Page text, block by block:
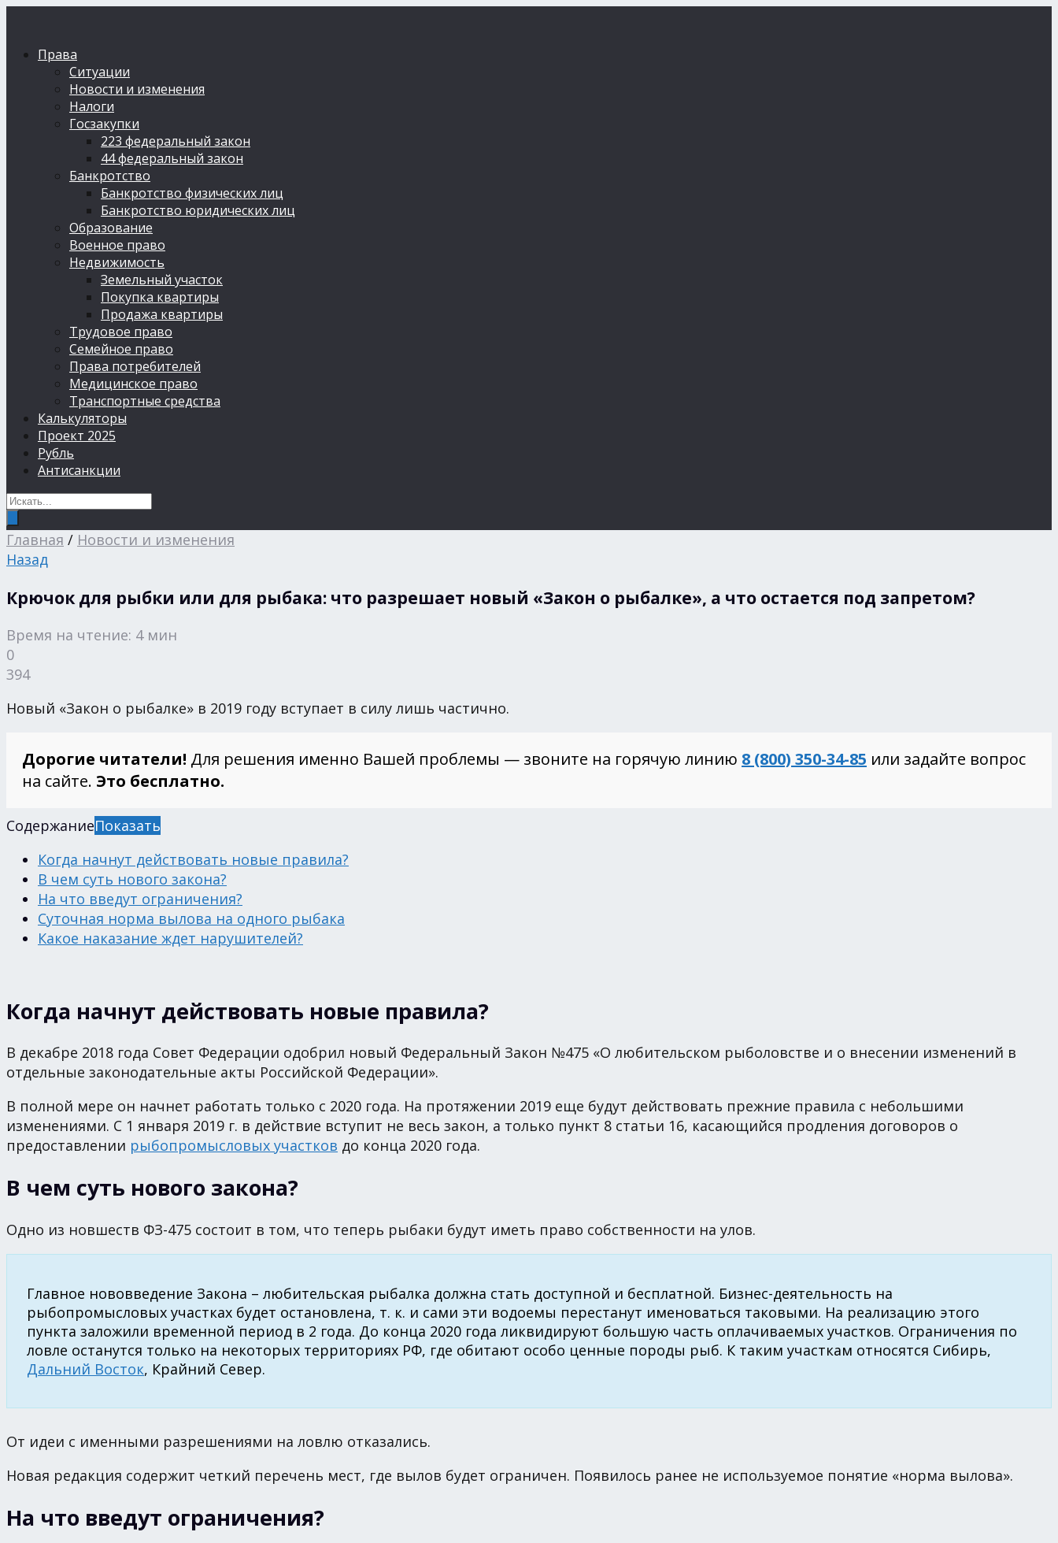
Права
Ситуации
Новости и изменения
Налоги
Госзакупки
223 федеральный закон
44 федеральный закон
Банкротство
Банкротство физических лиц
Банкротство юридических лиц
Образование
Военное право
Недвижимость
Земельный участок
Покупка квартиры
Продажа квартиры
Трудовое право
Семейное право
Права потребителей
Медицинское право
Транспортные средства
Калькуляторы
Проект 2025
Рубль
Антисанкции
Главная / Новости и изменения
Назад
Крючок для рыбки или для рыбака: что разрешает новый «Закон о рыбалке», а что остается под запретом?
Время на чтение: 4 мин
0
394
Новый «Закон о рыбалке» в 2019 году вступает в силу лишь частично.
Дорогие читатели! Для решения именно Вашей проблемы — звоните на горячую линию 8 (800) 350-34-85 или задайте вопрос
на сайте. Это бесплатно.
СодержаниеПоказать
Когда начнут действовать новые правила?
В чем суть нового закона?
На что введут ограничения?
Суточная норма вылова на одного рыбака
Какое наказание ждет нарушителей?
Когда начнут действовать новые правила?
В декабре 2018 года Совет Федерации одобрил новый Федеральный Закон №475 «О любительском рыболовстве и о внесении изменений в
отдельные законодательные акты Российской Федерации».
В полной мере он начнет работать только с 2020 года. На протяжении 2019 еще будут действовать прежние правила с небольшими
изменениями. С 1 января 2019 г. в действие вступит не весь закон, а только пункт 8 статьи 16, касающийся продления договоров о
предоставлении рыбопромысловых участков до конца 2020 года.
В чем суть нового закона?
Одно из новшеств ФЗ-475 состоит в том, что теперь рыбаки будут иметь право собственности на улов.
Главное нововведение Закона – любительская рыбалка должна стать доступной и бесплатной. Бизнес-деятельность на
рыбопромысловых участках будет остановлена, т. к. и сами эти водоемы перестанут именоваться таковыми. На реализацию этого
пункта заложили временной период в 2 года. До конца 2020 года ликвидируют большую часть оплачиваемых участков. Ограничения по
ловле останутся только на некоторых территориях РФ, где обитают особо ценные породы рыб. К таким участкам относятся Сибирь,
Дальний Восток, Крайний Север.
От идеи с именными разрешениями на ловлю отказались.
Новая редакция содержит четкий перечень мест, где вылов будет ограничен. Появилось ранее не используемое понятие «норма вылова».
На что введут ограничения?